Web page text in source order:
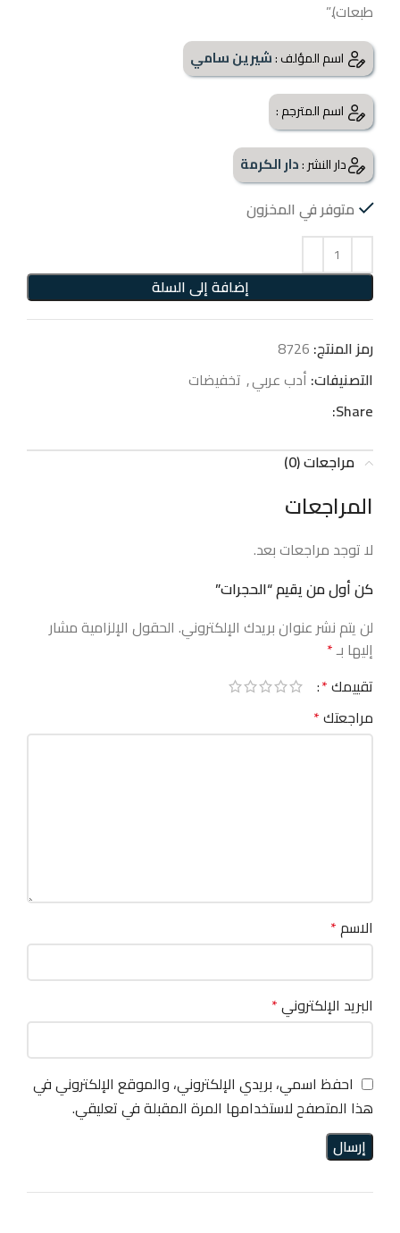
طبعات).”
اسم المؤلف :شيرين سامي
اسم المترجم :
دار النشر :دار الكرمة
متوفر في المخزون
إضافة إلى السلة
رمز المنتج: 8726
التصنيفات: أدب عربي, تخفيضات
Share:
مراجعات (0)
المراجعات
لا توجد مراجعات بعد.
كن أول من يقيم “الحجرات”
لن يتم نشر عنوان بريدك الإلكتروني. الحقول الإلزامية مشار
إليها بـ*
تقييمك*
مراجعتك*
الاسم*
البريد الإلكتروني*
احفظ اسمي، بريدي الإلكتروني، والموقع الإلكتروني في
هذا المتصفح لاستخدامها المرة المقبلة في تعليقي.